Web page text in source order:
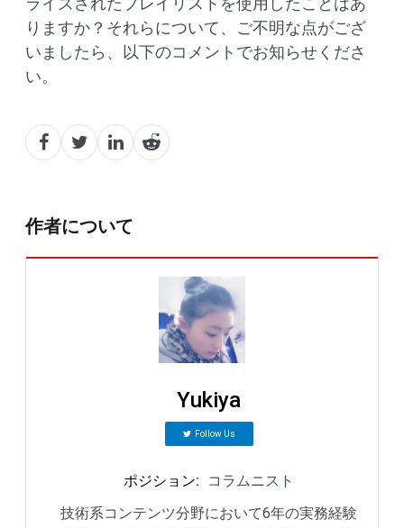
りますか？それらについて、ご不明な点がござ
いましたら、以下のコメントでお知らせくださ
い。
作者について
Yukiya
Follow Us
ポジション:
コラムニスト
技術系コンテンツ分野において6年の実務経験